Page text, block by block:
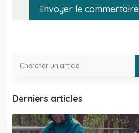
Envoyer le commentaire
Derniers articles